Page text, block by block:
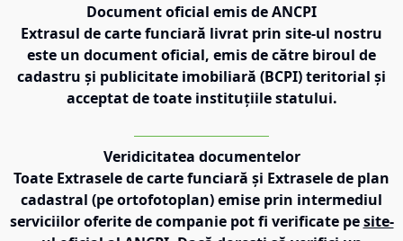
Document oficial emis de ANCPI
Extrasul de carte funciară livrat prin site-ul nostru
este un document oficial, emis de către biroul de
cadastru și publicitate imobiliară (BCPI) teritorial și
acceptat de toate instituțiile statului.
Veridicitatea documentelor
Toate Extrasele de carte funciară și Extrasele de plan
cadastral (pe ortofotoplan) emise prin intermediul
serviciilor oferite de companie pot fi verificate pe site-